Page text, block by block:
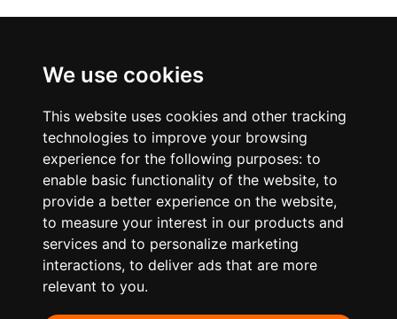
We use cookies
This website uses cookies and other tracking
technologies to improve your browsing
experience for the following purposes: to
enable basic functionality of the website, to
provide a better experience on the website,
to measure your interest in our products and
services and to personalize marketing
interactions, to deliver ads that are more
relevant to you.
¿Qué hacemos?